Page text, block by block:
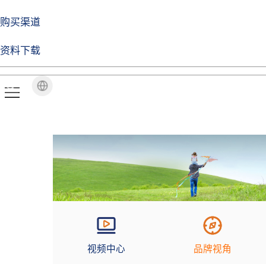
购买渠道
资料下载
品牌视角
视频中心 品牌视角